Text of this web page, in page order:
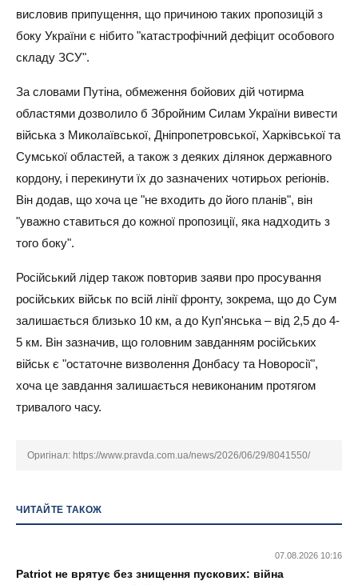
висловив припущення, що причиною таких пропозицій з
боку України є нібито "катастрофічний дефіцит особового
складу ЗСУ".
За словами Путіна, обмеження бойових дій чотирма
областями дозволило б Збройним Силам України вивести
війська з Миколаївської, Дніпропетровської, Харківської та
Сумської областей, а також з деяких ділянок державного
кордону, і перекинути їх до зазначених чотирьох регіонів.
Він додав, що хоча це "не входить до його планів", він
"уважно ставиться до кожної пропозиції, яка надходить з
того боку".
Російський лідер також повторив заяви про просування
російських військ по всій лінії фронту, зокрема, що до Сум
залишається близько 10 км, а до Куп'янська – від 2,5 до 4-
5 км. Він зазначив, що головним завданням російських
військ є "остаточне визволення Донбасу та Новоросії",
хоча це завдання залишається невиконаним протягом
тривалого часу.
Оригінал: https://www.pravda.com.ua/news/2026/06/29/8041550/
ЧИТАЙТЕ ТАКОЖ
07.08.2026 10:16
Patriot не врятує без знищення пускових: війна